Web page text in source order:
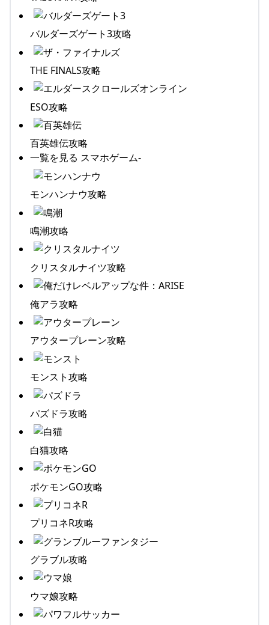
バルダーズゲート3攻略
THE FINALS攻略
ESO攻略
百英雄伝攻略
一覧を見る スマホゲーム-
モンハンナウ攻略
鳴潮攻略
クリスタルナイツ攻略
俺アラ攻略
アウタープレーン攻略
モンスト攻略
パズドラ攻略
白猫攻略
ポケモンGO攻略
プリコネR攻略
グラブル攻略
ウマ娘攻略